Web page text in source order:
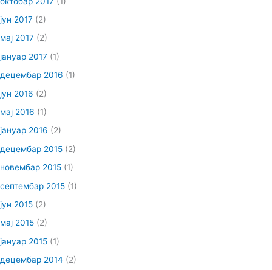
јун 2017 (2)
мај 2017 (2)
јануар 2017 (1)
децембар 2016 (1)
јун 2016 (2)
мај 2016 (1)
јануар 2016 (2)
децембар 2015 (2)
новембар 2015 (1)
септембар 2015 (1)
јун 2015 (2)
мај 2015 (2)
јануар 2015 (1)
децембар 2014 (2)